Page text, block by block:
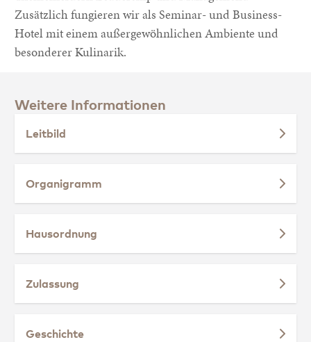
Zusätzlich fungieren wir als Seminar- und Business-
Hotel mit einem außergewöhnlichen Ambiente und
besonderer Kulinarik.
Weitere Informationen
Leitbild
Organigramm
Hausordnung
Zulassung
Geschichte